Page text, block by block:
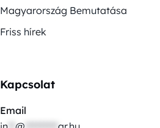
Magyarország Bemutatása
Friss hírek
Kapcsolat
Email